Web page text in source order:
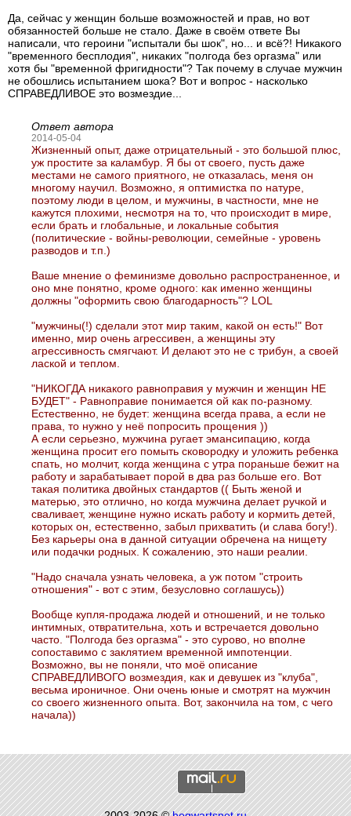
Да, сейчас у женщин больше возможностей и прав, но вот
обязанностей больше не стало. Даже в своём ответе Вы
написали, что героини "испытали бы шок", но... и всё?! Никакого
"временного бесплодия", никаких "полгода без оргазма" или
хотя бы "временной фригидности"? Так почему в случае мужчин
не обошлись испытанием шока? Вот и вопрос - насколько
СПРАВЕДЛИВОЕ это возмездие...
Ответ автора
2014-05-04
Жизненный опыт, даже отрицательный - это большой плюс,
уж простите за каламбур. Я бы от своего, пусть даже
местами не самого приятного, не отказалась, меня он
многому научил. Возможно, я оптимистка по натуре,
поэтому люди в целом, и мужчины, в частности, мне не
кажутся плохими, несмотря на то, что происходит в мире,
если брать и глобальные, и локальные события
(политические - войны-революции, семейные - уровень
разводов и т.п.)
Ваше мнение о феминизме довольно распространенное, и
оно мне понятно, кроме одного: как именно женщины
должны "оформить свою благодарность"? LOL
"мужчины(!) сделали этот мир таким, какой он есть!" Вот
именно, мир очень агрессивен, а женщины эту
агрессивность смягчают. И делают это не с трибун, а своей
лаской и теплом.
"НИКОГДА никакого равноправия у мужчин и женщин НЕ
БУДЕТ" - Равноправие понимается ой как по-разному.
Естественно, не будет: женщина всегда права, а если не
права, то нужно у неё попросить прощения ))
А если серьезно, мужчина ругает эмансипацию, когда
женщина просит его помыть сковородку и уложить ребенка
спать, но молчит, когда женщина с утра пораньше бежит на
работу и зарабатывает порой в два раз больше его. Вот
такая политика двойных стандартов (( Быть женой и
матерью, это отлично, но когда мужчина делает ручкой и
сваливает, женщине нужно искать работу и кормить детей,
которых он, естественно, забыл прихватить (и слава богу!).
Без карьеры она в данной ситуации обречена на нищету
или подачки родных. К сожалению, это наши реалии.
"Надо сначала узнать человека, а уж потом "строить
отношения" - вот с этим, безусловно соглашусь))
Вообще купля-продажа людей и отношений, и не только
интимных, отвратительна, хоть и встречается довольно
часто. "Полгода без оргазма" - это сурово, но вполне
сопоставимо с заклятием временной импотенции.
Возможно, вы не поняли, что моё описание
СПРАВЕДЛИВОГО возмездия, как и девушек из "клуба",
весьма ироничное. Они очень юные и смотрят на мужчин
со своего жизненного опыта. Вот, закончила на том, с чего
начала))